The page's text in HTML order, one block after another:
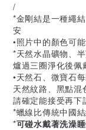
/
*金剛結是一種繩
安
•照片中的顏色可
*天然水晶礦物、
爐過三圈淨化後佩
•天然石、微寶石
天然紋路、黑點混
請確定能接受再下
*蠟線比傳統中國
*可碰水戴著洗澡